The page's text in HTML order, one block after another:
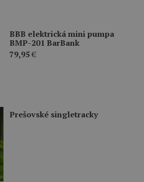
BBB elektrická mini pumpa
BMP-201 BarBank
79,95€
Prešovské singletracky